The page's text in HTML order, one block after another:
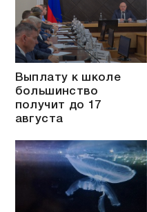
Выплату к школе
большинство
получит до 17
августа